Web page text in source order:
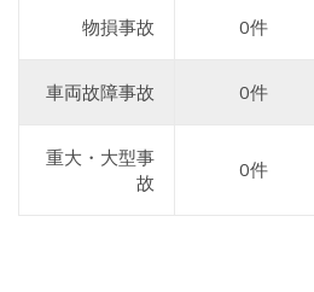
物損事故 0件
車両故障事故 0件
重大・大型事
故
0件